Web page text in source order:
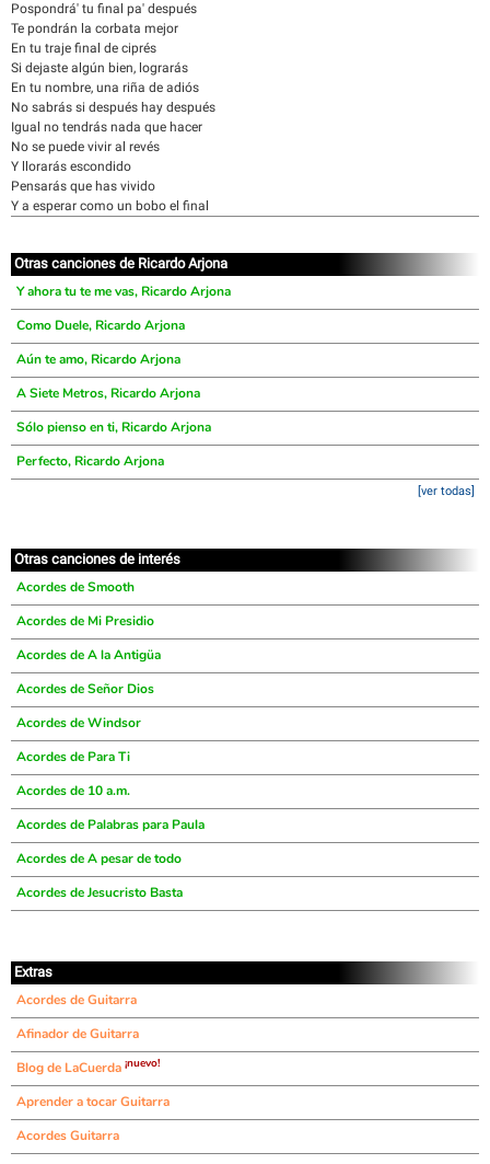
Pospondrá' tu final pa' después
Te pondrán la corbata mejor
En tu traje final de ciprés
Si dejaste algún bien, lograrás
En tu nombre, una riña de adiós
No sabrás si después hay después
Igual no tendrás nada que hacer
No se puede vivir al revés
Y llorarás escondido
Pensarás que has vivido
Y a esperar como un bobo el final
Otras canciones de Ricardo Arjona
Y ahora tu te me vas, Ricardo Arjona
Como Duele, Ricardo Arjona
Aún te amo, Ricardo Arjona
A Siete Metros, Ricardo Arjona
Sólo pienso en ti, Ricardo Arjona
Perfecto, Ricardo Arjona
[ver todas]
Otras canciones de interés
Acordes de Smooth
Acordes de Mi Presidio
Acordes de A la Antigüa
Acordes de Señor Dios
Acordes de Windsor
Acordes de Para Ti
Acordes de 10 a.m.
Acordes de Palabras para Paula
Acordes de A pesar de todo
Acordes de Jesucristo Basta
Extras
Acordes de Guitarra
Afinador de Guitarra
Blog de LaCuerda ¡nuevo!
Aprender a tocar Guitarra
Acordes Guitarra